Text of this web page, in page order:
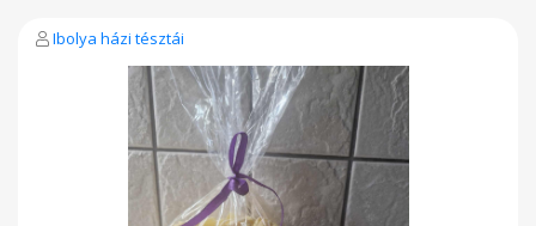
Ibolya házi tésztái